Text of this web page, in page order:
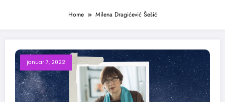
Home Milena Dragićević Šešić
januar 7, 2022